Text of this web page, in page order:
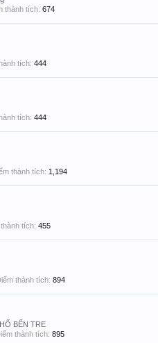
thành tích: 674
tích: 444
tích: 444
thành tích: 1,194
tích: 455
thành tích: 894
BẾN TRE
thành tích: 895